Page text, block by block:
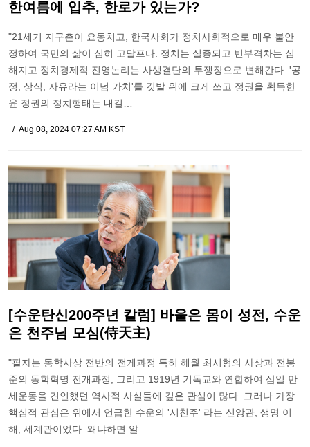
한여름에 입추, 한로가 있는가?
"21세기 지구촌이 요동치고, 한국사회가 정치사회적으로 매우 불안
정하여 국민의 삶이 심히 고달프다. 정치는 실종되고 빈부격차는 심
해지고 정치경제적 진영논리는 사생결단의 투쟁장으로 변해간다. '공
정, 상식, 자유라는 이념 가치'를 깃발 위에 크게 쓰고 정권을 획득한
윤 정권의 정치행태는 내걸…
Aug 08, 2024 07:27 AM KST
[수운탄신200주년 칼럼] 바울은 몸이 성전, 수운
은 천주님 모심(侍天主)
"필자는 동학사상 전반의 전게과정 특히 해월 최시형의 사상과 전봉
준의 동학혁명 전개과정, 그리고 1919년 기독교와 연합하여 삼일 만
세운동을 견인했던 역사적 사실들에 깊은 관심이 많다. 그러나 가장
핵심적 관심은 위에서 언급한 수운의 '시천주' 라는 신앙관, 생명 이
해, 세계관이었다. 왜냐하면 알…